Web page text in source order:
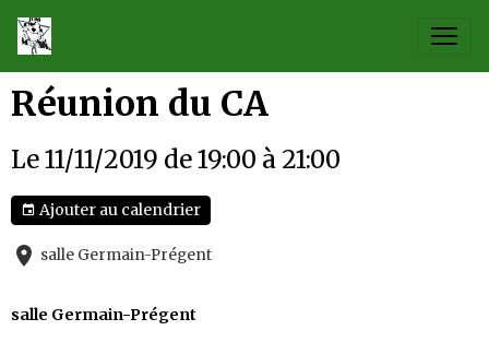
Réunion du CA
Le 11/11/2019 de 19:00 à 21:00
Ajouter au calendrier
salle Germain-Prégent
salle Germain-Prégent